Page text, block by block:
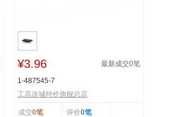
¥3.96 最新成交0笔
1-487545-7
工高连城特价旗舰总店
成交0笔 评价0笔